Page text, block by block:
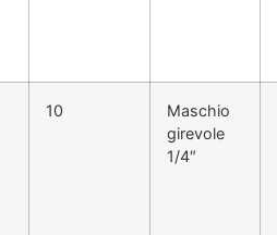
10
Maschio
girevole
1/4″